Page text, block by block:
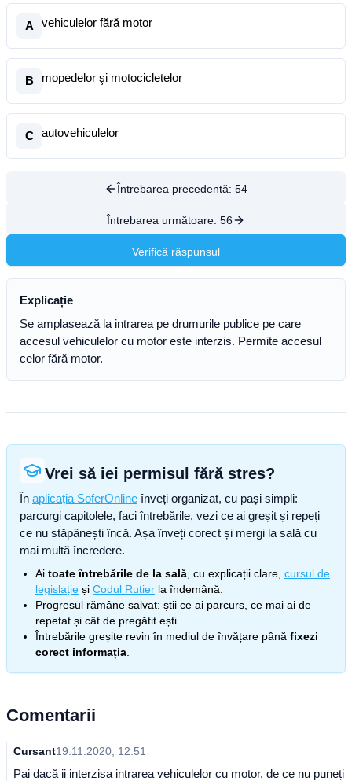
A vehiculelor fără motor
B mopedelor şi motocicletelor
C autovehiculelor
Întrebarea precedentă: 54
Întrebarea următoare: 56
Verifică răspunsul
Explicație
Se amplasează la intrarea pe drumurile publice pe care
accesul vehiculelor cu motor este interzis. Permite accesul
celor fără motor.
Vrei să iei permisul fără stres?
În aplicația SoferOnline înveți organizat, cu pași simpli:
parcurgi capitolele, faci întrebările, vezi ce ai greșit și repeți
ce nu stăpânești încă. Așa înveți corect și mergi la sală cu
mai multă încredere.
Ai toate întrebările de la sală , cu explicații clare, cursul de
legislație și Codul Rutier la îndemână.
Progresul rămâne salvat: știi ce ai parcurs, ce mai ai de
repetat și cât de pregătit ești.
Întrebările greșite revin în mediul de învățare până fixezi
corect informația
Comentarii
Cursant19.11.2020, 12:51
Pai dacă ii interzisa intrarea vehiculelor cu motor, de ce nu puneți